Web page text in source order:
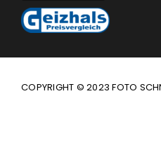
COPYRIGHT © 2023 FOTO